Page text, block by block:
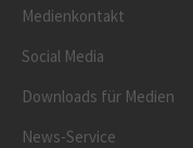
Medienkontakt
Social Media
Downloads für Medien
News-Service